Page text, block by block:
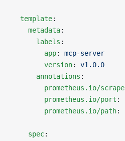
  template
:
    metadata
:
      labels
:
        app
: mcp-server
        version
: v1.0.0
      annotations
:
        prometheus.io/scrape
        prometheus.io/port
:
        prometheus.io/path
:
    spec
: